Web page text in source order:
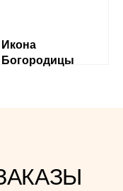
Икона
Богородицы